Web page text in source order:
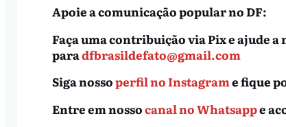
Apoie a comunicação popular no DF:
Faça uma contribuição via Pix e ajude
paradfbrasildefato@gmail.com
Siga nossoperfil no Instagrame fique
Entre em nossocanal no Whatsappe